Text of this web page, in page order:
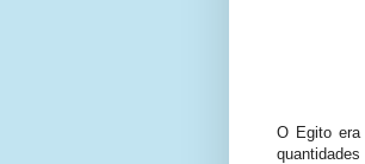
O Egito era